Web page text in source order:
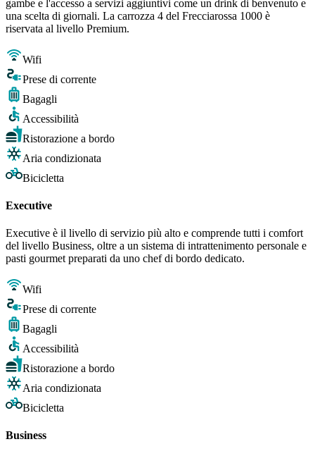
gambe e l'accesso a servizi aggiuntivi come un drink di benvenuto e
una scelta di giornali. La carrozza 4 del Frecciarossa 1000 è
riservata al livello Premium.
Wifi
Prese di corrente
Bagagli
Accessibilità
Ristorazione a bordo
Aria condizionata
Bicicletta
Executive
Executive è il livello di servizio più alto e comprende tutti i comfort
del livello Business, oltre a un sistema di intrattenimento personale e
pasti gourmet preparati da uno chef di bordo dedicato.
Wifi
Prese di corrente
Bagagli
Accessibilità
Ristorazione a bordo
Aria condizionata
Bicicletta
Business